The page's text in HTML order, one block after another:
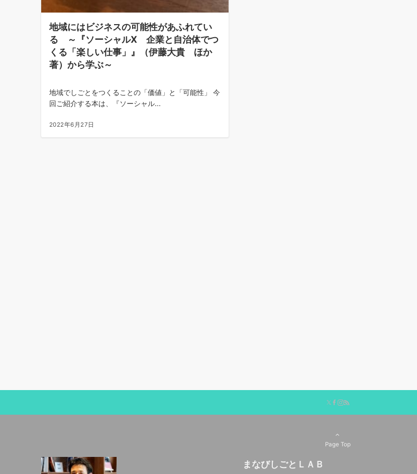
地域にはビジネスの可能性があふれてい
る ～『ソーシャルX 企業と自治体でつ
くる「楽しい仕事」』（伊藤大貴 ほか
著）から学ぶ～
地域でしごとをつくることの「価値」と「可能性」 今
回ご紹介する本は、『ソーシャル...
2022年6月27日
Page Top
まなびしごとＬＡＢ